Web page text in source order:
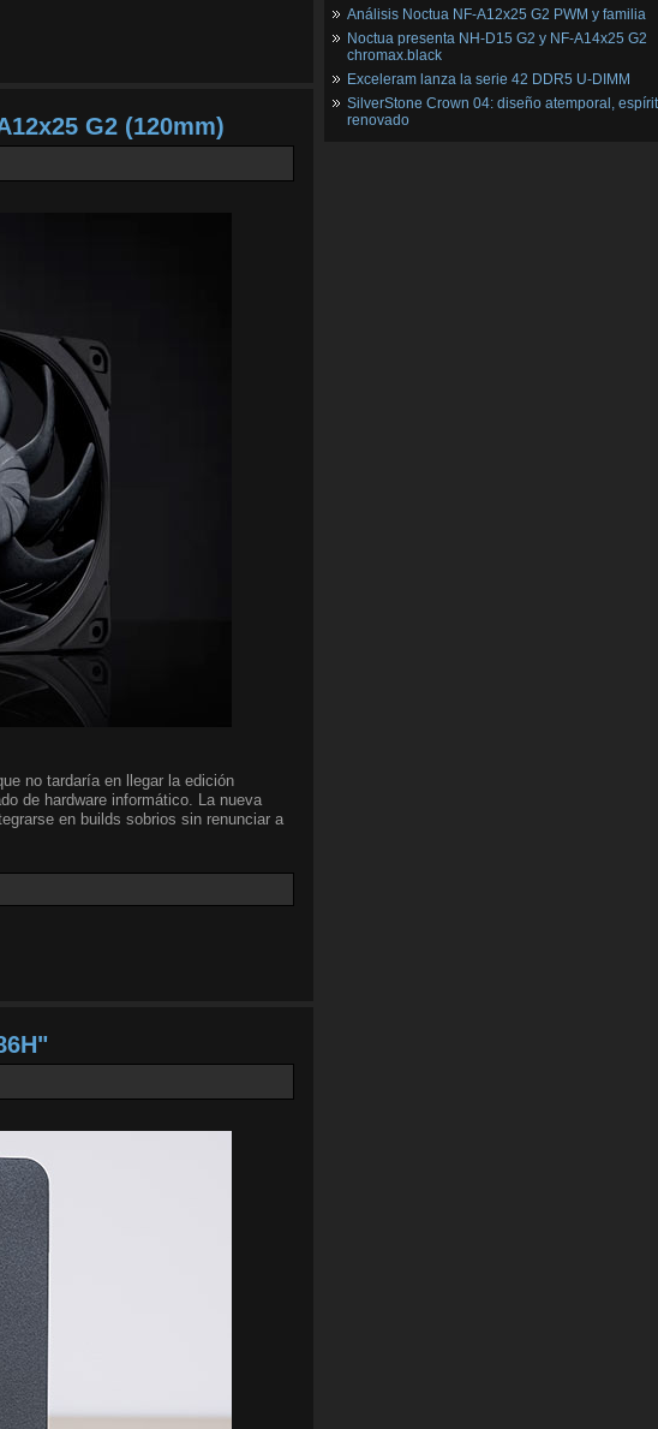
G2 (120mm)
no tardaría en llegar la edición
de hardware informático. La nueva
en builds sobrios sin renunciar a
Análisis Noctua NF-A12x25 G2 PWM y familia
Noctua presenta NH-D15 G2 y NF-A14x25 G2
chromax.black
Exceleram lanza la serie 42 DDR5 U-DIMM
SilverStone Crown 04: diseño atemporal,
renovado